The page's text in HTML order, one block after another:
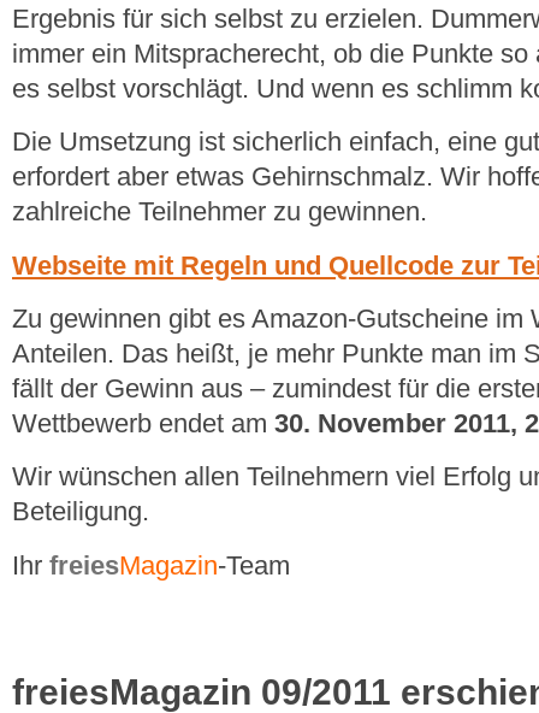
Ergebnis für sich selbst zu erzielen.
immer ein Mitspracherecht, ob die Punkte
es selbst vorschlägt. Und wenn es schlimm
Die Umsetzung ist sicherlich einfach, eine
erfordert aber etwas Gehirnschmalz. Wir
zahlreiche Teilnehmer zu gewinnen.
Webseite mit Regeln und Quellcode zur
Zu gewinnen gibt es Amazon-Gutscheine im
Anteilen. Das heißt, je mehr Punkte man im
fällt der Gewinn aus – zumindest für die
Wettbewerb endet am 30. November 2011,
Wir wünschen allen Teilnehmern viel Erfolg
Beteiligung.
Ihr freiesMagazin-Team
freiesMagazin 09/2011